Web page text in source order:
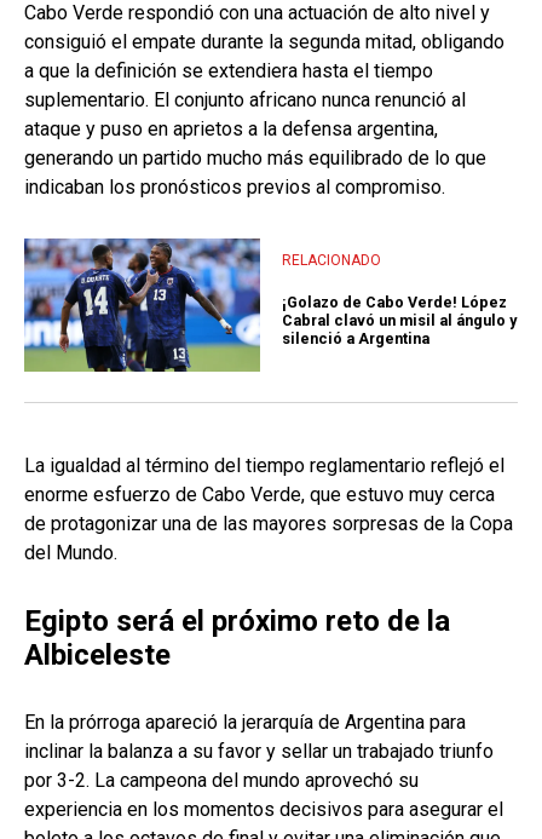
Cabo Verde respondió con una actuación de alto nivel y
consiguió el empate durante la segunda mitad, obligando
a que la definición se extendiera hasta el tiempo
suplementario. El conjunto africano nunca renunció al
ataque y puso en aprietos a la defensa argentina,
generando un partido mucho más equilibrado de lo que
indicaban los pronósticos previos al compromiso.
RELACIONADO
¡Golazo de Cabo Verde! López
Cabral clavó un misil al ángulo y
silenció a Argentina
La igualdad al término del tiempo reglamentario reflejó el
enorme esfuerzo de Cabo Verde, que estuvo muy cerca
de protagonizar una de las mayores sorpresas de la Copa
del Mundo.
Egipto será el próximo reto de la
Albiceleste
En la prórroga apareció la jerarquía de Argentina para
inclinar la balanza a su favor y sellar un trabajado triunfo
por 3-2. La campeona del mundo aprovechó su
experiencia en los momentos decisivos para asegurar el